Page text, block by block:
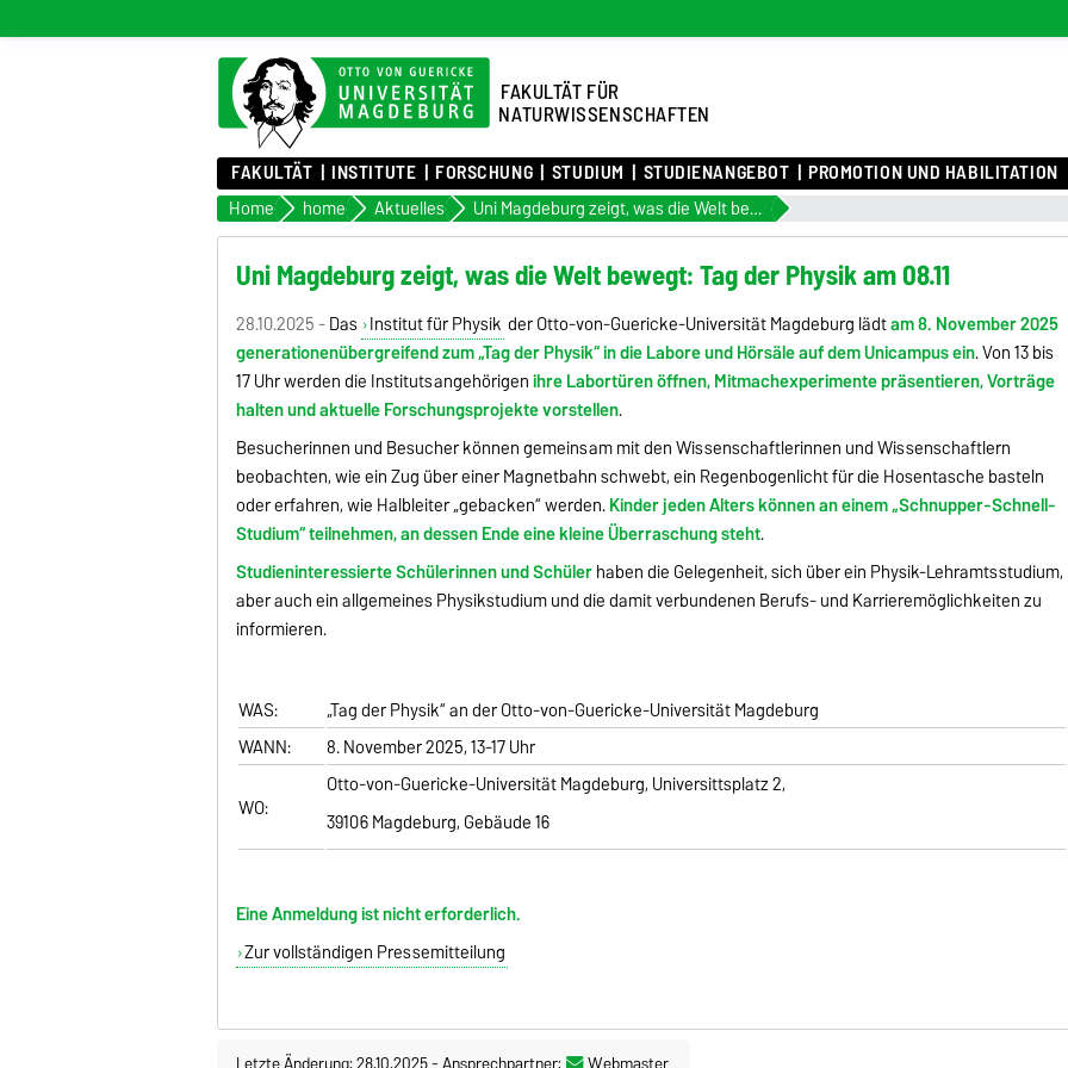
FAKULTÄT FÜR
NATURWISSENSCHAFTEN
FAKULTÄT INSTITUTE FORSCHUNG STUDIUM STUDIENANGEBOT PROMOTION UND HABILITATION
Home home Aktuelles Uni Magdeburg zeigt, was die Welt bewegt: Tag der Physik am 08.11
Uni Magdeburg zeigt, was die Welt bewegt: Tag der Physik am 08.11
28.10.2025 -Das Institut für Physik der Otto-von-Guericke-Universität Magdeburg lädtam 8. November 2025
generationenübergreifend zum „Tag der Physik“ in die Labore und Hörsäle auf dem Unicampus ein. Von 13 bis
17 Uhr werden die Institutsangehörigenihre Labortüren öffnen, Mitmachexperimente präsentieren, Vorträge
halten und aktuelle Forschungsprojekte vorstellen.
Besucherinnen und Besucher können gemeinsam mit den Wissenschaftlerinnen und Wissenschaftlern
beobachten, wie ein Zug über einer Magnetbahn schwebt, ein Regenbogenlicht für die Hosentasche basteln
oder erfahren, wie Halbleiter „gebacken“ werden.Kinder jeden Alters können an einem „Schnupper-Schnell-
Studium“ teilnehmen, an dessen Ende eine kleine Überraschung steht.
Studieninteressierte Schülerinnen und Schülerhaben die Gelegenheit, sich über ein Physik-Lehramtsstudium,
aber auch ein allgemeines Physikstudium und die damit verbundenen Berufs- und Karrieremöglichkeiten zu
informieren.
WAS:
„Tag der Physik“ an der Otto-von-Guericke-Universität Magdeburg
WANN:
8. November 2025, 13-17 Uhr
WO:
Otto-von-Guericke-Universität Magdeburg, Universittsplatz 2,
39106 Magdeburg, Gebäude 16
Eine Anmeldung ist nicht erforderlich.
Zur vollständigen Pressemitteilung